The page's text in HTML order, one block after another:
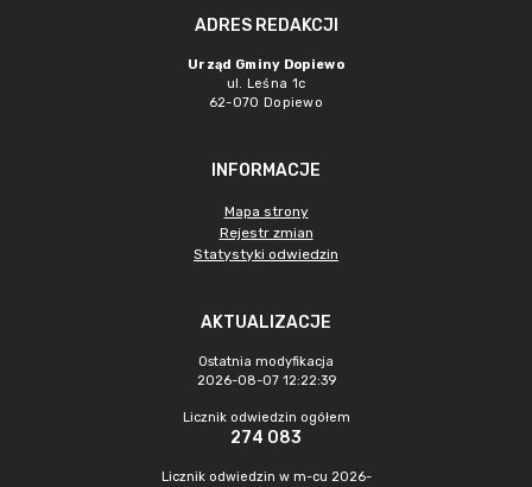
ADRES REDAKCJI
Urząd Gminy Dopiewo
ul. Leśna 1c
62-070 Dopiewo
INFORMACJE
Mapa strony
Rejestr zmian
Statystyki odwiedzin
AKTUALIZACJE
Ostatnia modyfikacja
2026-08-07 12:22:39
Licznik odwiedzin ogółem
274 083
Licznik odwiedzin w m-cu 2026-